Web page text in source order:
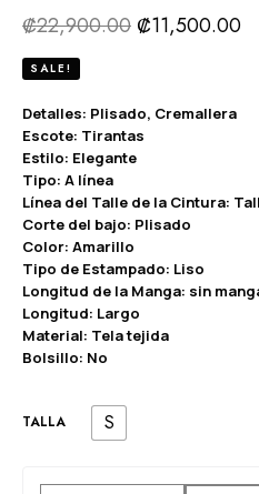
₡22,900.00 ₡11,500.00
SALE!
Detalles: Plisado, Cremallera
Escote: Tirantas
Estilo: Elegante
Tipo: A línea
Línea del Talle de la Cintura:
Corte del bajo: Plisado
Color: Amarillo
Tipo de Estampado: Liso
Longitud de la Manga: sin
Longitud: Largo
Material: Tela tejida
Bolsillo: No
TALLA S